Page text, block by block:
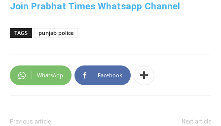
Join Prabhat Times Whatsapp Channel
TAGS punjab police
WhatsApp Facebook
Previous article Next article